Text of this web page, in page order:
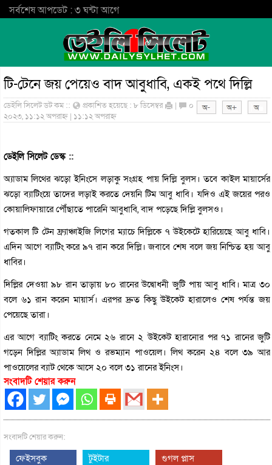
সর্বশেষ আপডেট : ৩ ঘন্টা আগে
টি-টেনে জয় পেয়েও বাদ আবুধাবি, একই পথে দিল্লি
ডেইলি সিলেট ডট কম ::
প্রকাশিত হয়েছে : ৮ ডিসেম্বর
২০২৩, ১১:১২ অপরাহ্ন | ১১:১২ অপরাহ্ন
| ০
ডেইলি সিলেট ডেস্ক ::
অ্যাডাম লিথের ঝড়ো ইনিংসে লড়াকু সংগ্রহ পায় দিল্লি বুলস। তবে কাইল মায়ার্সের
ঝড়ো ব্যাটিংয়ে তাদের লড়াই করতে দেয়নি টিম আবু ধাবি। যদিও এই জয়ের পরও
কোয়ালিফায়ারে পৌঁছাতে পারেনি আবুধাবি, বাদ পড়েছে দিল্লি বুলসও।
গতকাল টি টেন ফ্র্যাঞ্চাইজি লিগের ম্যাচে দিল্লিকে ৭ উইকেটে হারিয়েছে আবু ধাবি।
এদিন আগে ব্যাটিং করে ৯৭ রান করে দিল্লি। জবাবে শেষ বলে জয় নিশ্চিত হয় আবু
ধাবির।
দিল্লির দেওয়া ৯৮ রান তাড়ায় ৮০ রানের উদ্বোধনী জুটি পায় আবু ধাবি। মাত্র ৩০
বলে ৬১ রান করেন মায়ার্স। এরপর দ্রুত কিছু উইকেট হারালেও শেষ পর্যন্ত জয়
পেয়েছে তারা।
এর আগে ব্যাটিং করতে নেমে ২৬ রানে ২ উইকেট হারানোর পর ৭১ রানের জুটি
গড়েন দিল্লির অ্যাডাম লিথ ও রভম্যান পাওয়েল। লিথ করেন ২৪ বলে ৩৯ আর
পাওয়েলের ব্যাট থেকে আসে ২০ বলে ৩১ রানের ইনিংস।
সংবাদটি শেয়ার করুন
সংবাদটি শেয়ার করুন:
ফেইসবুক টুইটার গুগল প্লাস